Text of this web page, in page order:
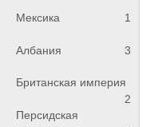
Мексика 1
Албания 3
Британская империя
2
Персидская